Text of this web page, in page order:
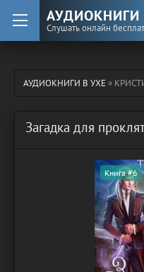
АУДИОКНИГИ
Слушать онлайн
АУДИОКНИГИ В УХЕ»
Загадка для
Книга #6